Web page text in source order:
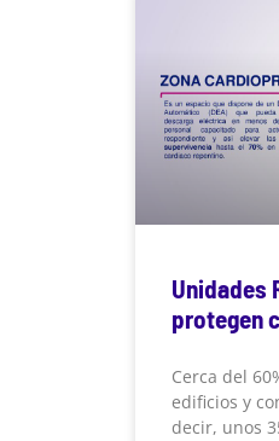
Unidades
protegen
Cerca del
edificios y
decir, unos